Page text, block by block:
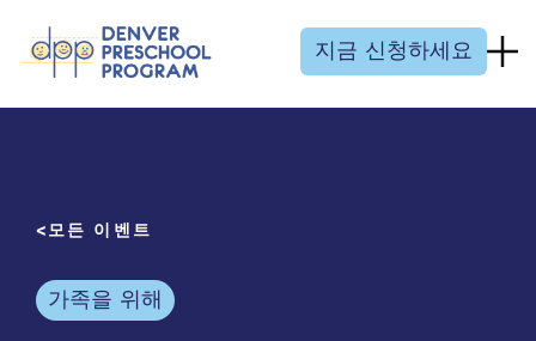
지금 신청하세요
모든 이벤트
가족을 위해